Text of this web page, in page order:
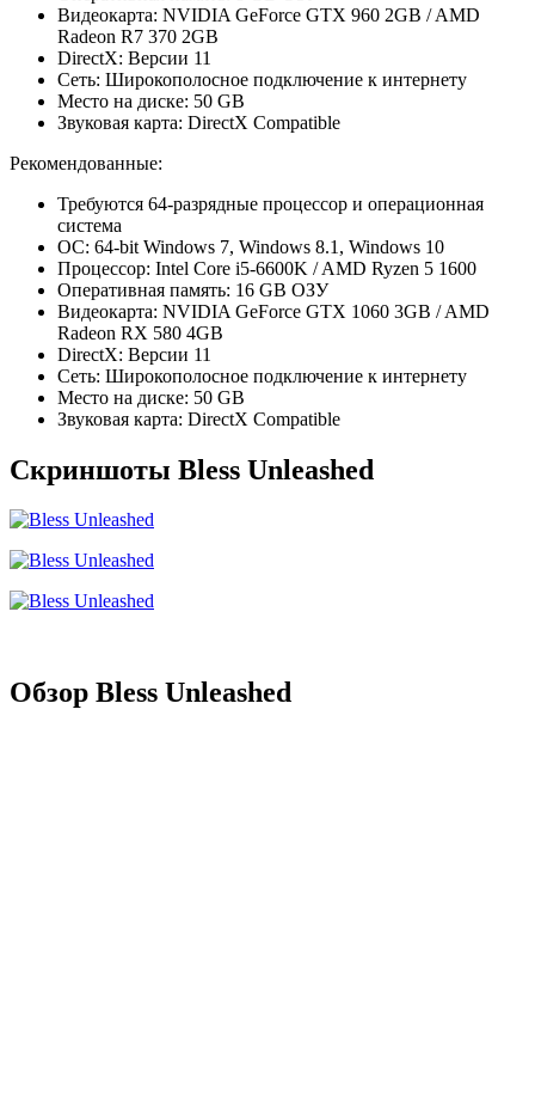
Видеокарта: NVIDIA GeForce GTX 960 2GB / AMD
Radeon R7 370 2GB
DirectX: Версии 11
Сеть: Широкополосное подключение к интернету
Место на диске: 50 GB
Звуковая карта: DirectX Compatible
Рекомендованные:
Требуются 64-разрядные процессор и операционная
система
ОС: 64-bit Windows 7, Windows 8.1, Windows 10
Процессор: Intel Core i5-6600K / AMD Ryzen 5 1600
Оперативная память: 16 GB ОЗУ
Видеокарта: NVIDIA GeForce GTX 1060 3GB / AMD
Radeon RX 580 4GB
DirectX: Версии 11
Сеть: Широкополосное подключение к интернету
Место на диске: 50 GB
Звуковая карта: DirectX Compatible
Скриншоты Bless Unleashed
Обзор Bless Unleashed